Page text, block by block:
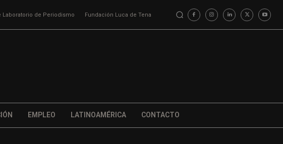
Laboratorio de Periodismo Fundación Luca de Tena
EMPLEO LATINOAMÉRICA CONTACTO